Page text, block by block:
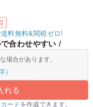
料無料&関税ゼロ!
合わせやすい /
場合があります。
）
れる
ードを作成できます。